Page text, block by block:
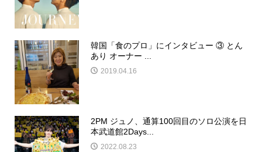
韓国「食のプロ」にインタビュー ③ とん
あり オーナー ...
2019.04.16
2PM ジュノ、通算100回目のソロ公演を日
本武道館2Days...
2022.08.23